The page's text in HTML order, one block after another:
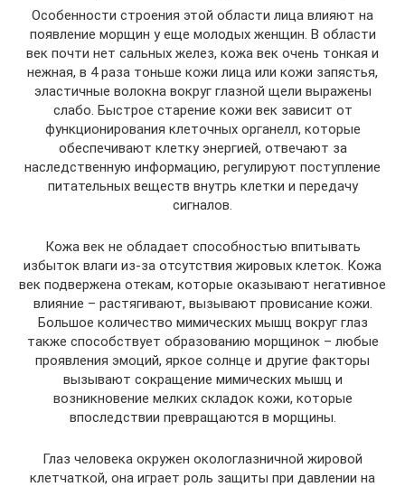
Особенности строения этой области лица влияют на
появление морщин у еще молодых женщин. В области
век почти нет сальных желез, кожа век очень тонкая и
нежная, в 4 раза тоньше кожи лица или кожи запястья,
эластичные волокна вокруг глазной щели выражены
слабо. Быстрое старение кожи век зависит от
функционирования клеточных органелл, которые
обеспечивают клетку энергией, отвечают за
наследственную информацию, регулируют поступление
питательных веществ внутрь клетки и передачу
сигналов.
Кожа век не обладает способностью впитывать
избыток влаги из-за отсутствия жировых клеток. Кожа
век подвержена отекам, которые оказывают негативное
влияние – растягивают, вызывают провисание кожи.
Большое количество мимических мышц вокруг глаз
также способствует образованию морщинок – любые
проявления эмоций, яркое солнце и другие факторы
вызывают сокращение мимических мышц и
возникновение мелких складок кожи, которые
впоследствии превращаются в морщины.
Глаз человека окружен окологлазничной жировой
клетчаткой, она играет роль защиты при давлении на